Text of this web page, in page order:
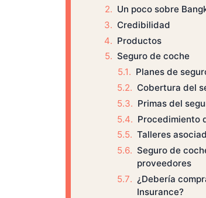
Un poco sobre
Credibilidad
Productos
Seguro de coche
Planes de
Cobertura del
Primas del
Procedimiento
Talleres
Seguro de
proveedores
¿Debería
Insurance?